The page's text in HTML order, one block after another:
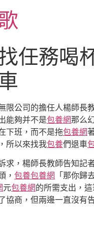
任務喝
限公司的擔任人楊師長
能夠并不是包養網那么
下班，而不是拖包養網
所以來找我包養們退車
求，楊師長教師告知記
， 包養包養網 「那你歸
元包養網的所需支出，
協商，但兩邊一直沒有